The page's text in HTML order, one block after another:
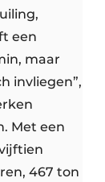
een
maar
invliegen”,
Met een
467 ton